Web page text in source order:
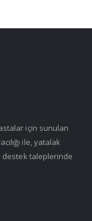
için sunulan
ile, yatalak
destek taleplerinde